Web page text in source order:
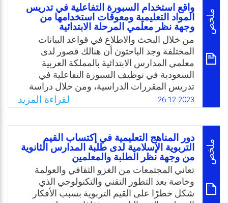
ملخص
واقع استخدام السبورة التفاعلية في تدريس
المواد التعليمية ومعوقات استخدامها من
وجهة نظر معلمي المرحلة الابتدائية
من خلال البحث والاطلاع في قواعد البيانات
المختلفة وجد الباحثون أن هنالك قصور لدى
معلمي المدارس الابتدائية بالمملكة العربية
السعودية في توظيف السبورة التفاعلية في
تدريس المقررات الدراسية، ومن خلال دراسة
استطلاعية طبقت على (84) من معلمي الابتدائية
خارج عينة الدراسة تبين ان مستوى اتجاهات
المعلمين نحو توظيف السبورة التفاعلية كانت
عاليًا، وجاءت كذلك أغلب فقرات المقياس مما
يدل على رغبة معلمي المدارس في توظيف
السبورة، كما تبين بأن هنالك العديد من المعوقات
كعدم التدريب الكافي في توظيف التقنيات خلال
التدريس، وعليه تحددت مشكلة الدراسة
بالكشف عن واقع استخدام السبورة التفاعلية في
26-12-2023 لقراءة المزيد
ملخص
دور المناهج التعليمية في إكتساب القيم
التربوية الإسلامية لدى طلبة المدارس الثانوية
من وجهة نظر الطلبة والمعلمين
تعاني المجتمعات من الغزو الثقافي والعولمة
وخاصة بعد التطور التقني والتكنولوجي الذي
شكل خطرًا على القيم التربوية بسبب الأفكار